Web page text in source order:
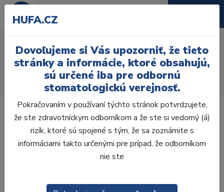
D35, A3,5
Zuby
AcryRock
AcryRock 1x28 S14-I13-D35, A3,5
HUFA.CZ
Dovoľujeme si Vás upozorniť, že tieto
stránky a informácie, ktoré obsahujú,
sú určené iba pre odbornú
stomatologickú verejnosť.
Pokračovaním v používaní týchto stránok potvrdzujete,
že ste zdravotníckym odborníkom a že ste si vedomý (á)
rizík, ktoré sú spojené s tým, že sa zoznámite s
informáciami takto určenými pre prípad, že odborníkom
nie ste